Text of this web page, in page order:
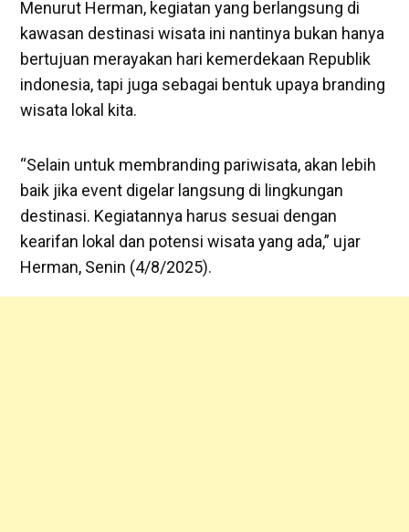
‎Menurut Herman, kegiatan yang berlangsung di
kawasan destinasi wisata ini nantinya bukan hanya
bertujuan merayakan hari kemerdekaan Republik
indonesia, tapi juga sebagai bentuk upaya branding
wisata lokal kita.
‎‎“Selain untuk membranding pariwisata, akan lebih
baik jika event digelar langsung di lingkungan
destinasi. Kegiatannya harus sesuai dengan
kearifan lokal dan potensi wisata yang ada,” ujar
Herman, Senin (4/8/2025).